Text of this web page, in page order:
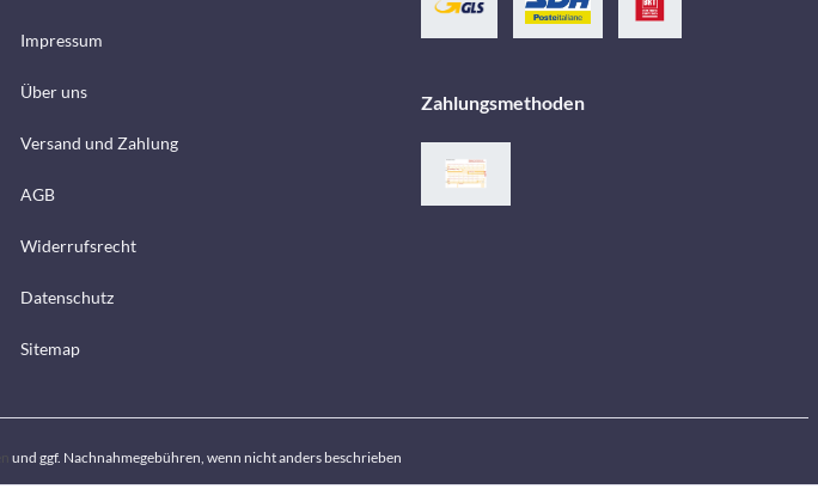
Impressum
Über uns
Versand und Zahlung
AGB
Widerrufsrecht
Datenschutz
Sitemap
Zahlungsmethoden
und ggf. Nachnahmegebühren, wenn nicht anders beschrieben